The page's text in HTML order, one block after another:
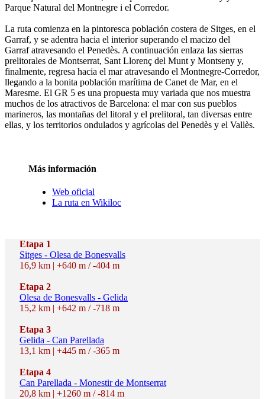
Parque Natural del Montnegre i el Corredor.
La ruta comienza en la pintoresca población costera de Sitges, en el
Garraf, y se adentra hacia el interior superando el macizo del
Garraf atravesando el Penedès. A continuación enlaza las sierras
prelitorales de Montserrat, Sant Llorenç del Munt y Montseny y,
finalmente, regresa hacia el mar atravesando el Montnegre-Corredor,
llegando a la bonita población marítima de Canet de Mar, en el
Maresme. El GR 5 es una propuesta muy variada que nos muestra
muchos de los atractivos de Barcelona: el mar con sus pueblos
marineros, las montañas del litoral y el prelitoral, tan diversas entre
ellas, y los territorios ondulados y agrícolas del Penedès y el Vallès.
Más información
Web oficial
La ruta en Wikiloc
Etapa 1
Sitges - Olesa de Bonesvalls
16,9 km | +640 m / -404 m
Etapa 2
Olesa de Bonesvalls - Gelida
15,2 km | +642 m / -718 m
Etapa 3
Gelida - Can Parellada
13,1 km | +445 m / -365 m
Etapa 4
Can Parellada - Monestir de Montserrat
20,8 km | +1260 m / -814 m